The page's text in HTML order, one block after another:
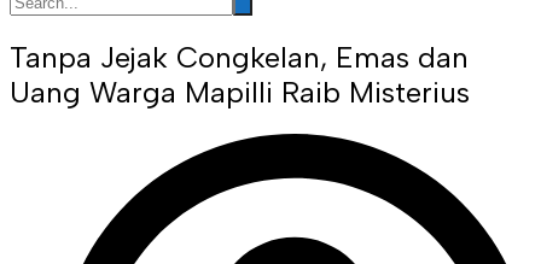
Tanpa Jejak Congkelan, Emas dan
Uang Warga Mapilli Raib Misterius